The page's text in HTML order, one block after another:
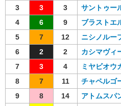
3
3 3 サントゥー
4
6 9 ブラストエ
5
7 12 ニシノルー
6
2 2 カシマヴィ
7
3 4 ミヤビオウ
8
7 11 チャペルゴ
9
8 14 アトムスパ